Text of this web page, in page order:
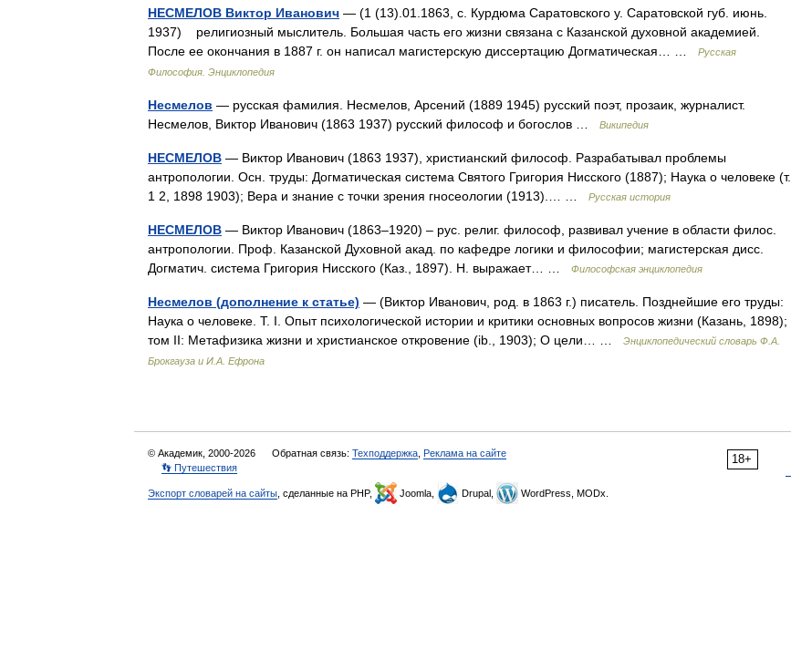
НЕСМЕЛОВ Виктор Иванович — (1 (13).01.1863, с. Курдюма Саратовского у. Саратовской губ. июнь.
1937) религиозный мыслитель. Большая часть его жизни связана с Казанской духовной академией.
После ее окончания в 1887 г. он написал магистерскую диссертацию Догматическая… …
Русская
Философия. Энциклопедия
Несмелов — русская фамилия. Несмелов, Арсений (1889 1945) русский поэт, прозаик, журналист.
Несмелов, Виктор Иванович (1863 1937) русский философ и богослов …
Википедия
НЕСМЕЛОВ — Виктор Иванович (1863 1937), христианский философ. Разрабатывал проблемы
антропологии. Осн. труды: Догматическая система Святого Григория Нисского (1887); Наука о человеке (т.
1 2, 1898 1903); Вера и знание с точки зрения гносеологии (1913).… …
Русская история
НЕСМЕЛОВ — Виктор Иванович (1863–1920) – рус. религ. философ, развивал учение в области филос.
антропологии. Проф. Казанской Духовной акад. по кафедре логики и философии; магистерская дисс.
Догматич. система Григория Нисского (Каз., 1897). Н. выражает… …
Философская энциклопедия
Несмелов (дополнение к статье) — (Виктор Иванович, род. в 1863 г.) писатель. Позднейшие его труды:
Наука о человеке. Т. I. Опыт психологической истории и критики основных вопросов жизни (Казань, 1898);
том II: Метафизика жизни и христианское откровение (ib., 1903); О цели… …
Энциклопедический словарь Ф.А.
Брокгауза и И.А. Ефрона
18+
© Академик, 2000-2026 Обратная связь: Техподдержка Реклама на сайте
👣 Путешествия
Экспорт словарей на сайты , сделанные на PHP, Joomla, Drupal, WordPress, MODx.